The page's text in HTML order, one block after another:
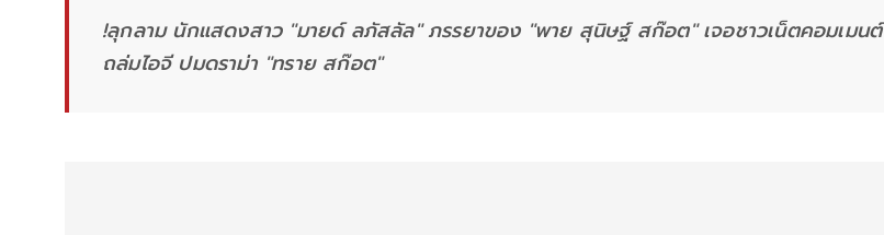
!ลุกลาม นักแสดงสาว "มายด์ ลภัสลัล" ภรรยาของ "พาย สุนิษฐ์ สก๊อต" เจอชาวเน็ตคอมเมนต์
ถล่มไอจี ปมดราม่า "ทราย สก๊อต"